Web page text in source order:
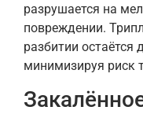
разрушается на
повреждении.
разбитии остаётся
минимизируя риск